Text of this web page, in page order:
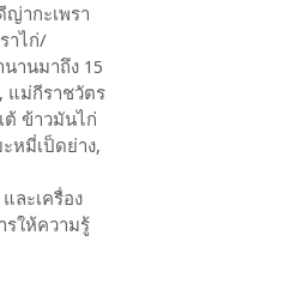
ญ่ากะเพรา
าไก่/
านมาถึง 15
แม่กีราชวัตร
ต้ ข้าวมันไก่
หมี่เป็ดย่าง,
ละเครื่อง
รให้ความรู้